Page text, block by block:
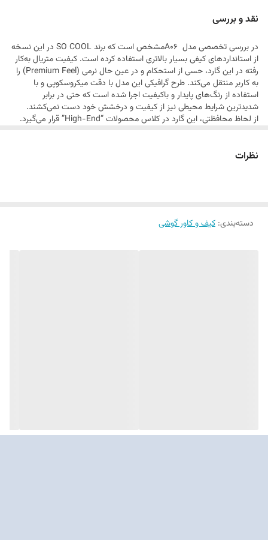
نقد و بررسی
در بررسی تخصصی مدل A06مشخص است که برند SO COOL در این نسخه
از استانداردهای کیفی بسیار بالاتری استفاده کرده است. کیفیت متریال به‌کار
رفته در این گارد، حسی از استحکام و در عین حال نرمی (Premium Feel) را
به کاربر منتقل می‌کند. طرح گرافیکی این مدل با دقت میکروسکوپی و با
استفاده از رنگ‌های پایدار و باکیفیت اجرا شده است که حتی در برابر
شدیدترین شرایط محیطی نیز از کیفیت و درخشش خود دست نمی‌کشند.
از لحاظ محافظتی، این گارد در کلاس محصولات “High-End” قرار می‌گیرد.
قطعات داخلی جلوگیری کند. لبه‌های اطراف نمایشگر و ماژول دوربین به
نظرات
دسته‌بندی: کیف و کاور گوشی